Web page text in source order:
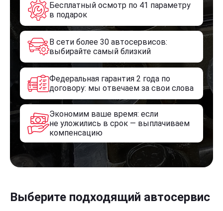
Бесплатный осмотр по 41 параметру
в подарок
В сети более 30 автосервисов:
выбирайте самый близкий
Федеральная гарантия 2 года по
договору: мы отвечаем за свои слова
Экономим ваше время: если
не уложились в срок — выплачиваем
компенсацию
Выберите подходящий автосервис